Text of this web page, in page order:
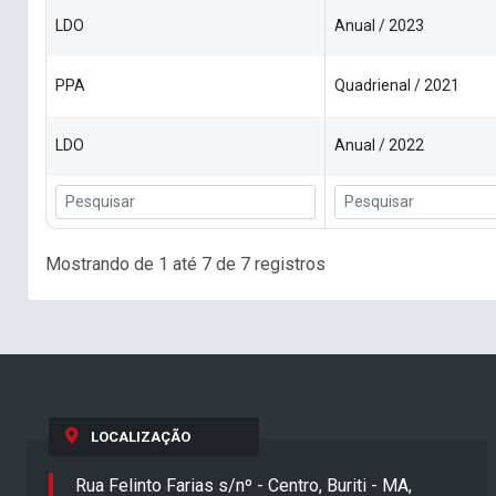
LDO Anual / 2023
PPA Quadrienal / 2021
LDO Anual / 2022
Mostrando de 1 até 7 de 7 registros
LOCALIZAÇÃO
Rua Felinto Farias s/nº - Centro, Buriti - MA,